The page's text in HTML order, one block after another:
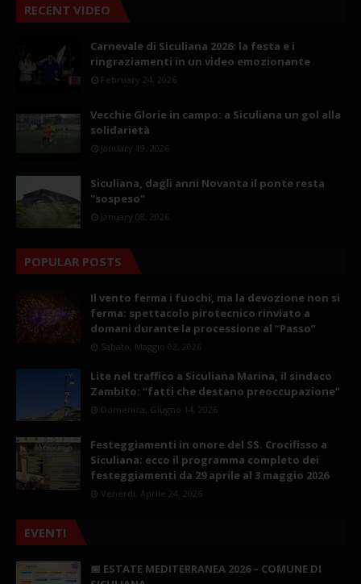
RECENT VIDEO
Carnevale di Siculiana 2026: la festa e i
ringraziamenti in un video emozionante
February 24, 2026
Vecchie Glorie in campo: a Siculiana un gol alla
solidarietà
January 19, 2026
Siculiana, dagli anni Novanta il ponte resta
"sospeso"
January 08, 2026
POPULAR POSTS
Il vento ferma i fuochi, ma la devozione non si
ferma: spettacolo pirotecnico rinviato a
domani durante la processione al “Passo”
Sabato, Maggio 02, 2026
Lite nel traffico a Siculiana Marina, il sindaco
Zambito: “fatti che destano preoccupazione”
Domenica, Giugno 14, 2026
Festeggiamenti in onore del SS. Crocifisso a
Siculiana: ecco il programma completo dei
festeggiamenti da 29 aprile al 3 maggio 2026
Venerdì, Aprile 24, 2026
EVENTI
📅 ESTATE MEDITERRANEA 2026 – COMUNE DI